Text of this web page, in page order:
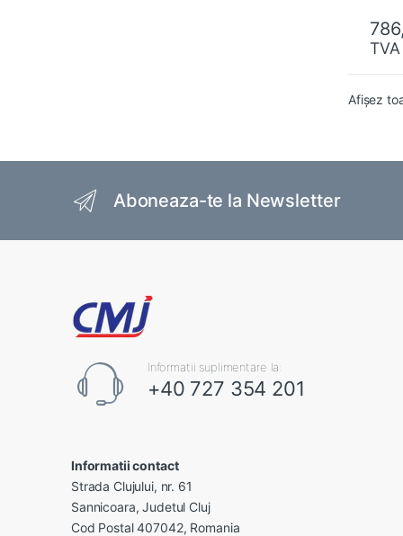
f
5
TVA
Afișez
Aboneaza-te la Newsletter
Informatii suplimentare la:
+40 727 354 201
Informatii contact
Strada Clujului, nr. 61
Sannicoara, Judetul Cluj
Cod Postal 407042, Romania